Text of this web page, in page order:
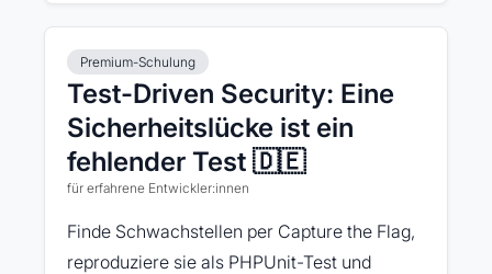
Premium-Schulung
Test-Driven Security: Eine
Sicherheitslücke ist ein
fehlender Test 🇩🇪
für erfahrene Entwickler:innen
Finde Schwachstellen per Capture the Flag,
reproduziere sie als PHPUnit-Test und